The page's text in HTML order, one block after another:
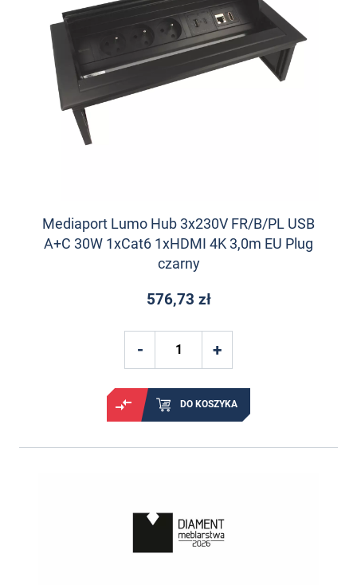
Mediaport Lumo Hub 3x230V FR/B/PL USB
A+C 30W 1xCat6 1xHDMI 4K 3,0m EU Plug
czarny
576,73 zł
DO KOSZYKA